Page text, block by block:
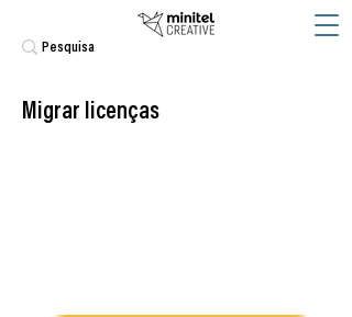
Migrar licenças